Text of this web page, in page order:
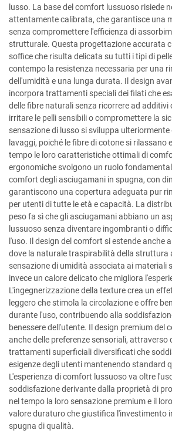
lusso. La base del comfort lussuoso risiede
attentamente calibrata, che garantisce una
senza compromettere l'efficienza di
strutturale. Questa progettazione accurata
soffice che risulta delicata su tutti i tipi di
contempo la resistenza necessaria per una
dell'umidità e una lunga durata. Il design
incorpora trattamenti speciali dei filati che
delle fibre naturali senza ricorrere ad additivi
irritare le pelli sensibili o compromettere la
sensazione di lusso si sviluppa
lavaggi, poiché le fibre di cotone si rilassano
tempo le loro caratteristiche ottimali di
ergonomiche svolgono un ruolo
comfort degli asciugamani in spugna, con
garantiscono una copertura adeguata pur
per utenti di tutte le età e capacità. La
peso fa sì che gli asciugamani abbiano un
lussuoso senza diventare ingombranti o
l'uso. Il design del comfort si estende anche
dove la naturale traspirabilità della struttura
sensazione di umidità associata ai materiali
invece un calore delicato che migliora
L'ingegnerizzazione della texture crea un
leggero che stimola la circolazione e offre
durante l'uso, contribuendo alla
benessere dell'utente. Il design premium del
anche delle preferenze sensoriali, attraverso
trattamenti superficiali diversificati che
esigenze degli utenti mantenendo standard
L'esperienza di comfort lussuoso va oltre
soddisfazione derivante dalla proprietà di
nel tempo la loro sensazione premium e il
valore duraturo che giustifica l'investimento
spugna di qualità.